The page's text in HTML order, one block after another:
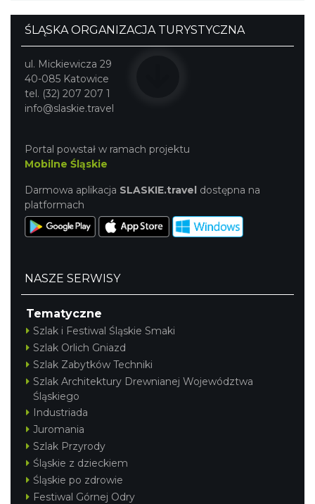
ŚLĄSKA ORGANIZACJA TURYSTYCZNA
ul. Mickiewicza 29
40-085 Katowice
tel. (32) 207 207 1
info@slaskie.travel
Portal powstał w ramach projektu
Mobilne Śląskie
Darmowa aplikacja SLASKIE.travel dostępna na
platformach
NASZE SERWISY
Tematyczne
Szlak i Festiwal Śląskie Smaki
Szlak Orlich Gniazd
Szlak Zabytków Techniki
Szlak Architektury Drewnianej Województwa
Śląskiego
Industriada
Juromania
Szlak Przyrody
Śląskie z dzieckiem
Śląskie po zdrowie
Festiwal Górnej Odry